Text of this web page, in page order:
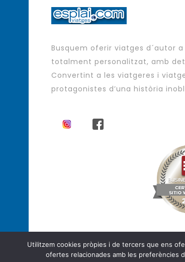
Busquem oferir viatges d´autor
totalment personalitzat, amb
Convertint a les viatgeres i
protagonistes d’una història
Agència de Viatges - Viatges
Utilitzem cookies pròpies i de tercers que ens
ofertes relacionades amb les preferències